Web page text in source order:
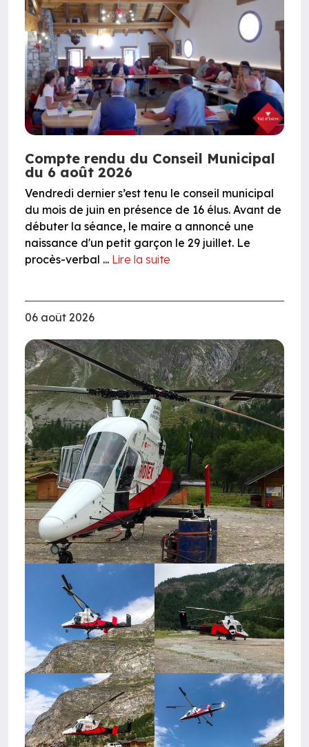
Compte rendu du Conseil Municipal
du 6 août 2026
Vendredi dernier s’est tenu le conseil municipal
du mois de juin en présence de 16 élus. Avant de
débuter la séance, le maire a annoncé une
naissance d'un petit garçon le 29 juillet. Le
procès-verbal ... Lire la suite
06 août 2026